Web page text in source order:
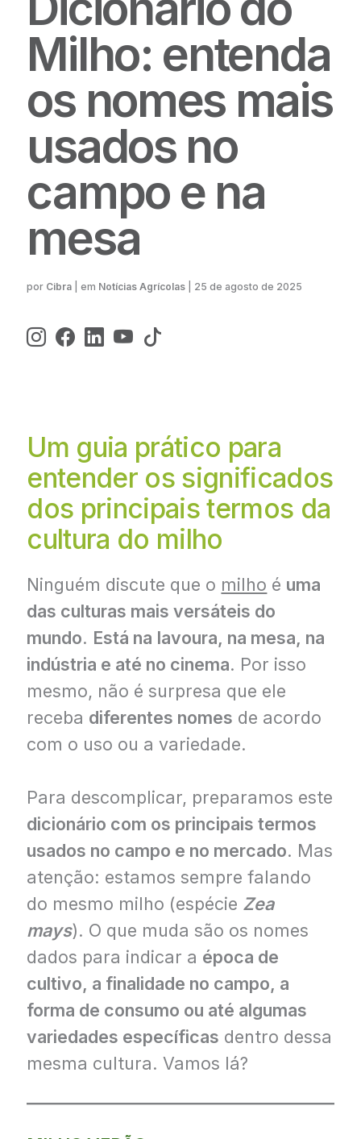
Milho: entenda
os nomes mais
usados no
campo e na
mesa
Cibra | em Notícias Agrícolas 25 de agosto de 2025
Um guia prático para
entender os significados
dos principais termos da
cultura do milho
Ninguém discute que o milho é uma
das culturas mais versáteis do
mundo. Está na lavoura, na mesa, na
indústria e até no cinema. Por isso
mesmo, não é surpresa que ele
receba diferentes nomes de acordo
com o uso ou a variedade.
Para descomplicar, preparamos este
dicionário com os principais termos
usados no campo e no mercado. Mas
atenção: estamos sempre falando
do mesmo milho (espécie Zea
mays). O que muda são os nomes
dados para indicar a época de
cultivo, a finalidade no campo, a
forma de consumo ou até algumas
variedades específicas dentro dessa
mesma cultura. Vamos lá?